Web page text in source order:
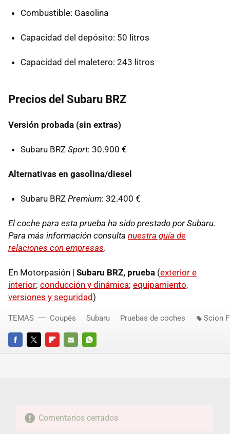
Combustible: Gasolina
Capacidad del depósito: 50 litros
Capacidad del maletero: 243 litros
Precios del Subaru BRZ
Versión probada (sin extras)
Subaru BRZ Sport: 30.900 €
Alternativas en gasolina/diesel
Subaru BRZ Premium: 32.400 €
El coche para esta prueba ha sido prestado por Subaru.
Para más información consulta nuestra guía de
relaciones con empresas.
En Motorpasión | Subaru BRZ, prueba (exterior e
interior; conducción y dinámica; equipamiento,
versiones y seguridad)
FACEBOOKTWITTERFLIPBOARD
E-
WHATSAPP
TEMAS Coupés Subaru Pruebas de coches Scion
Comentarios cerrados